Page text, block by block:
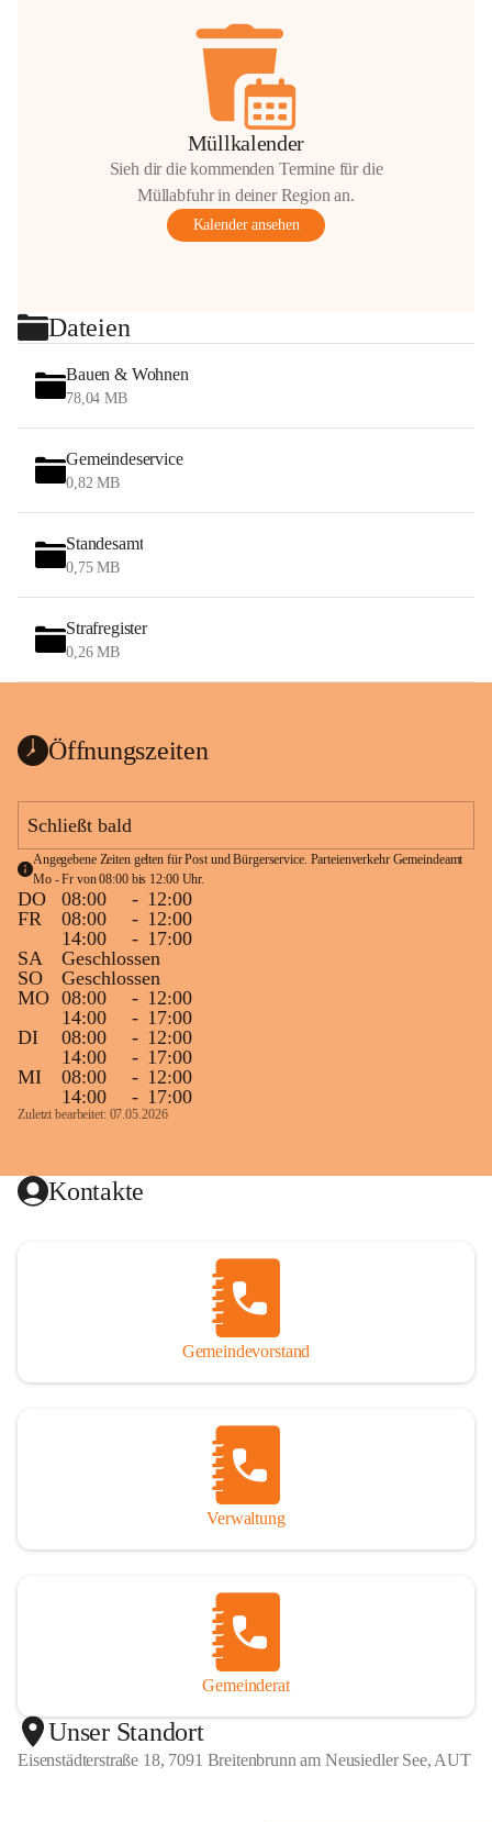
Müllkalender
Sieh dir die kommenden Termine für die
Müllabfuhr in deiner Region an.
Kalender ansehen
Dateien
Bauen & Wohnen
78,04 MB
Gemeindeservice
0,82 MB
Standesamt
0,75 MB
Strafregister
0,26 MB
Öffnungszeiten
Schließt bald
Angegebene Zeiten gelten für Post und Bürgerservice. Parteienverkehr Gemeindeamt
Mo - Fr von 08:00 bis 12:00 Uhr.
DO 08:00 - 12:00
FR
08:00 - 12:00
14:00
- 17:00
SA
Geschlossen
SO
Geschlossen
MO 08:00 - 12:00
14:00
- 17:00
DI
08:00 - 12:00
14:00
- 17:00
MI
08:00 - 12:00
14:00
- 17:00
Zuletzt bearbeitet: 07.05.2026
Kontakte
Gemeindevorstand
Verwaltung
Gemeinderat
Unser Standort
Eisenstädterstraße 18, 7091 Breitenbrunn am Neusiedler See, AUT